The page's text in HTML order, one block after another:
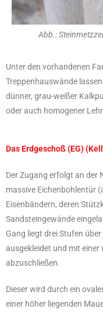
Abb.:
Unter den vorhandenen
Treppenhauswände
dünner, grau-weißer
oder auch homogener
Das Erdgeschoß (EG)
Der Zugang erfolgt an der
massive Eichenbohlentür
Eisenbändern, deren
Sandsteingewände
Gang liegt drei Stufen
ausgekleidet und mit
abzuschließen.
Dieser wird durch ein
einer höher liegenden